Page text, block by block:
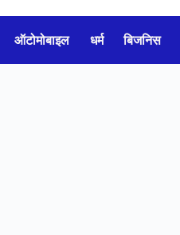
ऑटोमोबाइल धर्म बिजनिस